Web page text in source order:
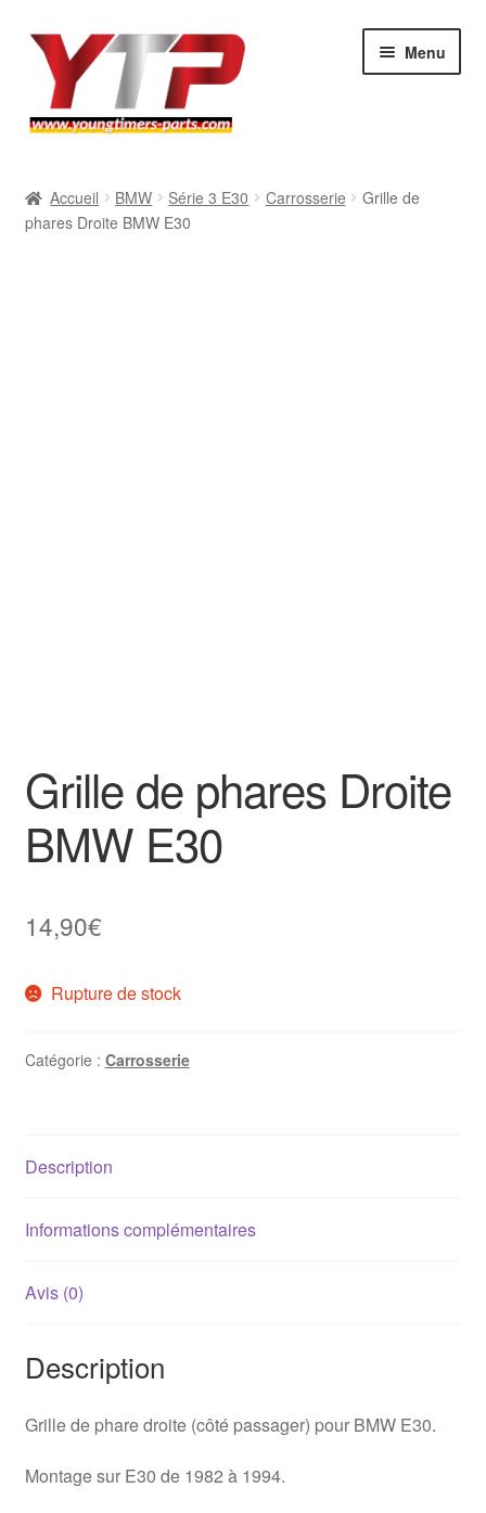
Aller
navigation
Aller
contenu
Menu
BMW
Accueil BMW Série 3 E30 Carrosserie
Grille de
phares Droite BMW E30
Grille de phares Droite
BMW E30
14,90€
Rupture de stock
Catégorie : Carrosserie
Description
Informations complémentaires
Avis (0)
Description
Grille de phare droite (côté passager) pour BMW E30.
Montage sur E30 de 1982 à 1994.